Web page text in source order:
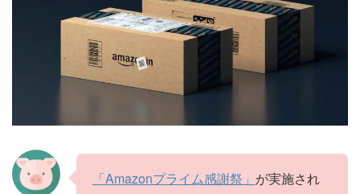
「Amazonプライム感謝祭」 が実施され